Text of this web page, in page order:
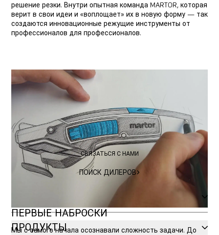
решение резки. Внутри опытная команда MARTOR, которая
верит в свои идеи и «воплощает» их в новую форму — так
создаются инновационные режущие инструменты от
профессионалов для профессионалов.
ПЕРВЫЕ НАБРОСКИ
Мы с самого начала осознавали сложность задачи. До
НЕ УВЕРЕНЫ?
МЫПОМОЖЕМВАМ
СВЯЗАТЬСЯ С НАМИ
СВЯЗАТЬСЯ С НАМИ
ПОИСК ДИЛЕРОВ
ПОИСК ДИЛЕРОВ
ПРОДУКТЫ